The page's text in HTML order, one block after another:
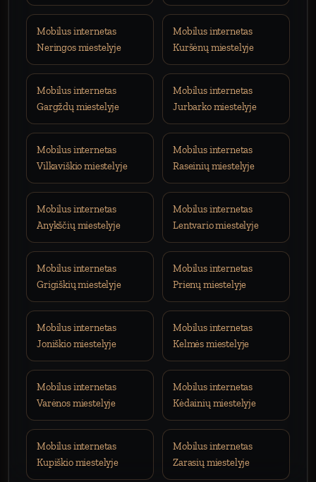
Mobilus internetas
Neringos miestelyje
Mobilus internetas
Kuršėnų miestelyje
Mobilus internetas
Gargždų miestelyje
Mobilus internetas
Jurbarko miestelyje
Mobilus internetas
Vilkaviškio miestelyje
Mobilus internetas
Raseinių miestelyje
Mobilus internetas
Anykščių miestelyje
Mobilus internetas
Lentvario miestelyje
Mobilus internetas
Grigiškių miestelyje
Mobilus internetas
Prienų miestelyje
Mobilus internetas
Joniškio miestelyje
Mobilus internetas
Kelmės miestelyje
Mobilus internetas
Varėnos miestelyje
Mobilus internetas
Kėdainių miestelyje
Mobilus internetas
Kupiškio miestelyje
Mobilus internetas
Zarasių miestelyje